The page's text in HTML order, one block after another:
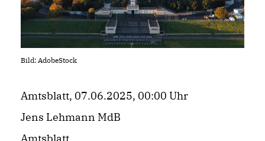
Bild: AdobeStock
Amtsblatt, 07.06.2025, 00:00 Uhr
Jens Lehmann MdB